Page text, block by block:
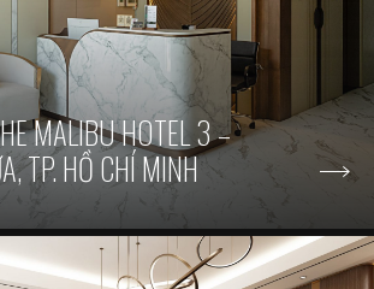
MALIBU HOTEL 3 –
TP. HỒ CHÍ MINH